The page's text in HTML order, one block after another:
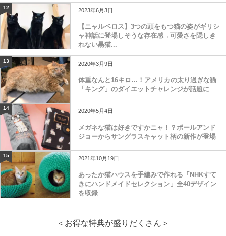
12 2023年6月3日
【ニャルベロス】3つの頭をもつ猫の姿がギリシ
ャ神話に登場しそうな存在感→可愛さを隠しき
れない黒猫...
13 2020年3月9日
体重なんと16キロ…！アメリカの太り過ぎな猫
「キング」のダイエットチャレンジが話題に
14 2020年5月4日
メガネな猫は好きですかニャ！？ポールアンド
ジョーからサングラスキャット柄の新作が登場
15 2021年10月19日
あったか猫ハウスを手編みで作れる「NHKすて
きにハンドメイドセレクション」全40デザイン
を収録
＜お得な特典が盛りだくさん＞